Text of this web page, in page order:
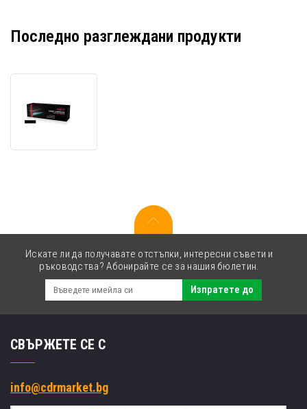
Последно разглеждани продукти
за
Искате ли да получавате отстъпки, интересни съвети и
ръководства? Абонирайте се за нашия бюлетин.
Изпратете до
СВЪРЖЕТЕ СЕ С
info@cdrmarket.bg